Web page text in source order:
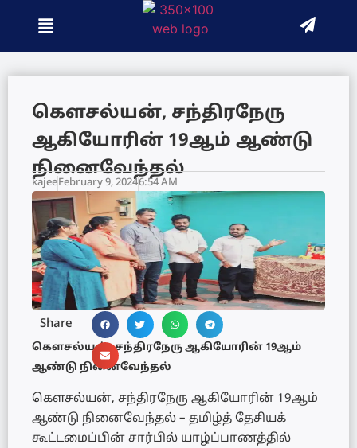
கௌசல்யன், சந்திரநேரு
ஆகியோரின் 19ஆம் ஆண்டு
நினைவேந்தல்
kajeeFebruary 9, 20246:54 AM
Share
கௌசல்யன், சந்திரநேரு ஆகியோரின் 19ஆம்
ஆண்டு நினைவேந்தல்
கௌசல்யன், சந்திரநேரு ஆகியோரின் 19ஆம்
ஆண்டு நினைவேந்தல் – தமிழ்த் தேசியக்
கூட்டமைப்பின் சார்பில் யாழ்ப்பாணத்தில்